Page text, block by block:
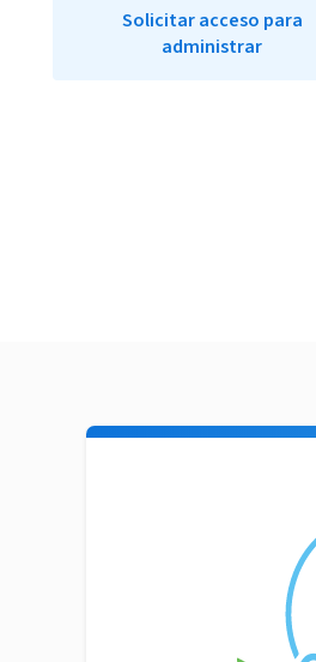
Solicitar acceso para
administrar